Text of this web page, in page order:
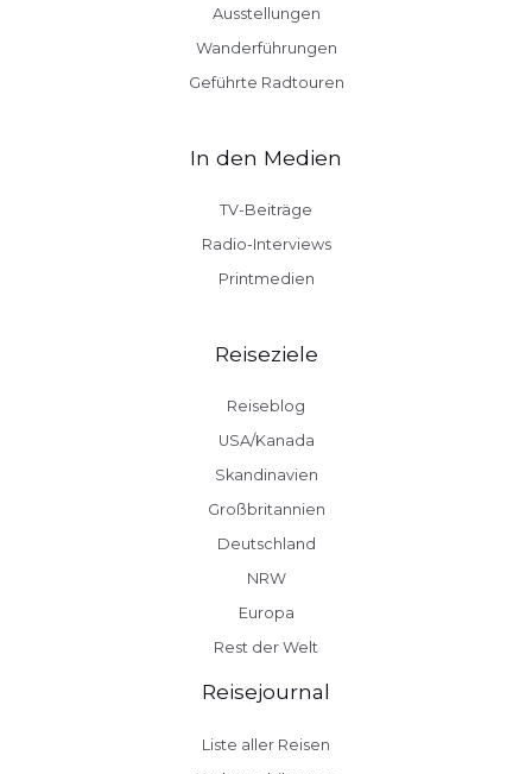
Ausstellungen
Wanderführungen
Geführte Radtouren
In den Medien
TV-Beiträge
Radio-Interviews
Printmedien
Reiseziele
Reiseblog
USA/Kanada
Skandinavien
Großbritannien
Deutschland
NRW
Europa
Rest der Welt
Reisejournal
Liste aller Reisen